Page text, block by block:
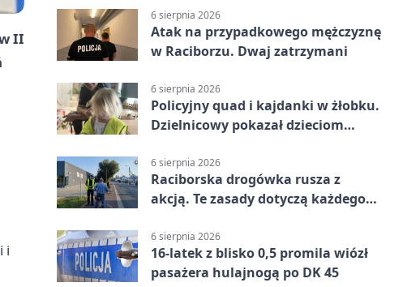
II
i
6 sierpnia 2026
Atak na przypadkowego mężczyznę
w Raciborzu. Dwaj zatrzymani
6 sierpnia 2026
Policyjny quad i kajdanki w żłobku.
Dzielnicowy pokazał dzieciom
6 sierpnia 2026
Raciborska drogówka rusza z
akcją. Te zasady dotyczą każdego
6 sierpnia 2026
16-latek z blisko 0,5 promila wiózł
pasażera hulajnogą po DK 45